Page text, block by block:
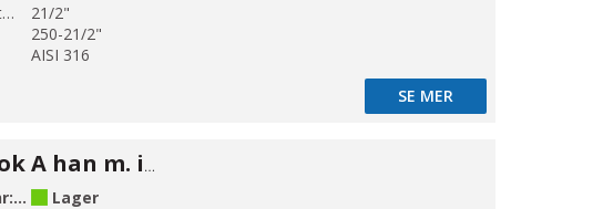
Gänga storlek 1:
21/2"
250-21/2"
AISI 316
SE MER
Camlok A han m. inv 3"
Artikelnr:B60-11Lager